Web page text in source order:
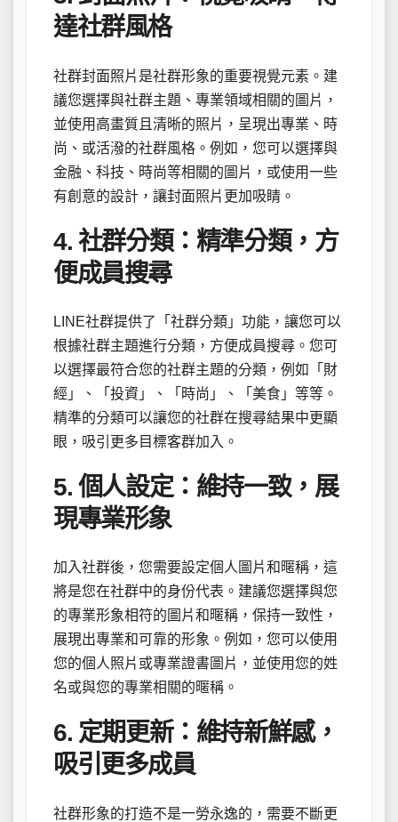
達社群風格
社群封面照片是社群形象的重要視覺元素。建
議您選擇與社群主題、專業領域相關的圖片，
並使用高畫質且清晰的照片，呈現出專業、時
尚、或活潑的社群風格。例如，您可以選擇與
金融、科技、時尚等相關的圖片，或使用一些
有創意的設計，讓封面照片更加吸睛。
4. 社群分類：精準分類，方
便成員搜尋
LINE社群提供了「社群分類」功能，讓您可以
根據社群主題進行分類，方便成員搜尋。您可
以選擇最符合您的社群主題的分類，例如「財
經」、「投資」、「時尚」、「美食」等等。
精準的分類可以讓您的社群在搜尋結果中更顯
眼，吸引更多目標客群加入。
5. 個人設定：維持一致，展
現專業形象
加入社群後，您需要設定個人圖片和暱稱，這
將是您在社群中的身份代表。建議您選擇與您
的專業形象相符的圖片和暱稱，保持一致性，
展現出專業和可靠的形象。例如，您可以使用
您的個人照片或專業證書圖片，並使用您的姓
名或與您的專業相關的暱稱。
6. 定期更新：維持新鮮感，
吸引更多成員
社群形象的打造不是一勞永逸的，需要不斷更